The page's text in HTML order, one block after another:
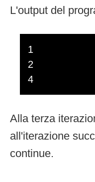
L'output del
1
2
4
Alla terza
all'iterazione
continue.